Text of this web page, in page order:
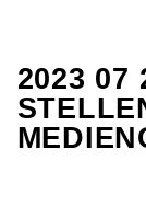
2023 07